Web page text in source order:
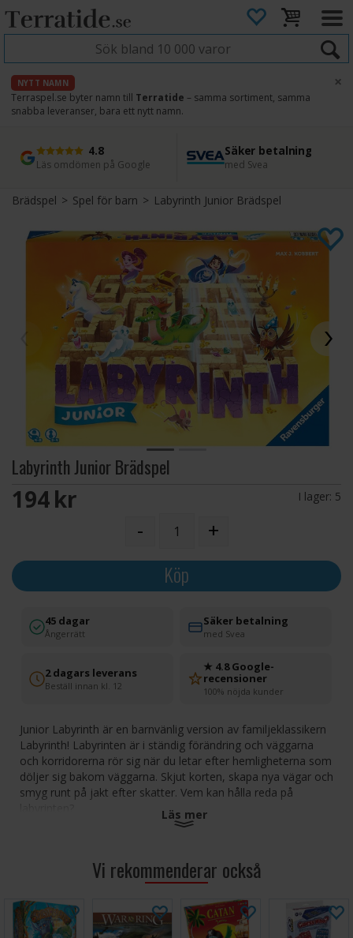
NYTT NAMN
Terraspel.se byter namn till Terratide – samma sortiment, samma
snabba leveranser, bara ett nytt namn.
×
4.8
Läs omdömen på Google
Säker betalning
med Svea
Snabb leverans
Direkt från lager
45 dagars ångerrätt
Enkel retur
Brädspel>Spel för barn> Labyrinth Junior Brädspel
Labyrinth Junior Brädspel
194 SEK I lager: 5
- +
Köp
45 dagar
Ångerrätt
Säker betalning
med Svea
2 dagars leverans
Beställ innan kl. 12
★ 4.8 Google-
recensioner
100% nöjda kunder
Junior Labyrinth är en barnvänlig version av familjeklassikern
Labyrinth! Labyrinten är i ständig förändring och väggarna
och korridorerna rör sig när du letar efter hemligheterna som
döljer sig bakom väggarna. Skjut korten, skapa nya vägar och
smyg runt på jakt efter skatter. Vem kan hålla reda på
Speltid: 15 minuter
Läs mer
Vi rekommenderar också